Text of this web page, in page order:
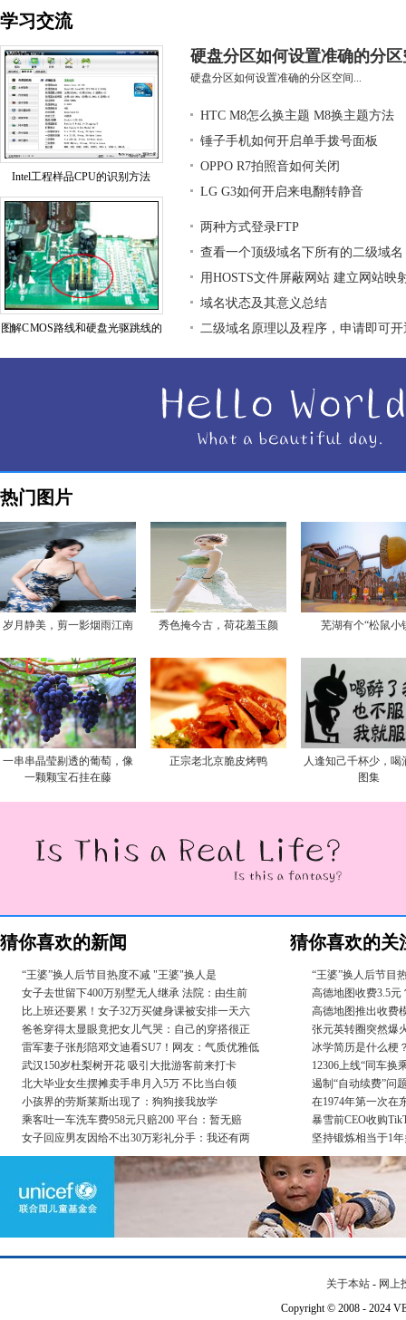
学习交流
Intel工程样品CPU的识别方法
图解CMOS路线和硬盘光驱跳线的
硬盘分区如何设置准确的分区
硬盘分区如何设置准确的分区空间...
HTC M8怎么换主题 M8换主题方法
锤子手机如何开启单手拨号面板
OPPO R7拍照音如何关闭
LG G3如何开启来电翻转静音
两种方式登录FTP
查看一个顶级域名下所有的二级域名
用HOSTS文件屏蔽网站 建立网站映
域名状态及其意义总结
二级域名原理以及程序，申请即可开
热门图片
岁月静美，剪一影烟雨江南 秀色掩今古，荷花羞玉颜 芜湖有个“松鼠小
一串串晶莹剔透的葡萄，像
一颗颗宝石挂在藤
正宗老北京脆皮烤鸭
人逢知己千杯少，喝
图集
猜你喜欢的新闻
“王婆”换人后节目热度不减 "王婆"换人是
女子去世留下400万别墅无人继承 法院：由生前
比上班还要累！女子32万买健身课被安排一天六
爸爸穿得太显眼竟把女儿气哭：自己的穿搭很正
雷军妻子张彤陪邓文迪看SU7！网友：气质优雅低
武汉150岁杜梨树开花 吸引大批游客前来打卡
北大毕业女生摆摊卖手串月入5万 不比当白领
小孩界的劳斯莱斯出现了：狗狗接我放学
乘客吐一车洗车费958元只赔200 平台：暂无赔
女子回应男友因给不出30万彩礼分手：我还有两
猜你喜欢的关
“王婆”换人后节目
高德地图收费3.5
高德地图推出收费
张元英转圈突然爆
冰学简历是什么梗
12306上线“同车换
遏制“自动续费”问
在1974年第一次在
暴雪前CEO收购
坚持锻炼相当于1
关于本站 - 网上
Copyright © 2008 - 2024